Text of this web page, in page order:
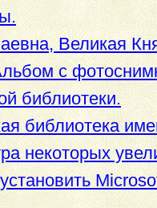
Великая
с
библиотеки.
библиотека
некоторых